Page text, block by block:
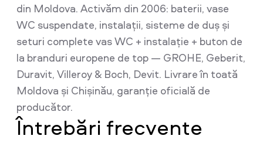
din Moldova. Activăm din 2006: baterii, vase
WC suspendate, instalații, sisteme de duș și
seturi complete vas WC + instalație + buton de
la branduri europene de top — GROHE, Geberit,
Duravit, Villeroy & Boch, Devit. Livrare în toată
Moldova și Chișinău, garanție oficială de
producător.
Întrebări frecvente